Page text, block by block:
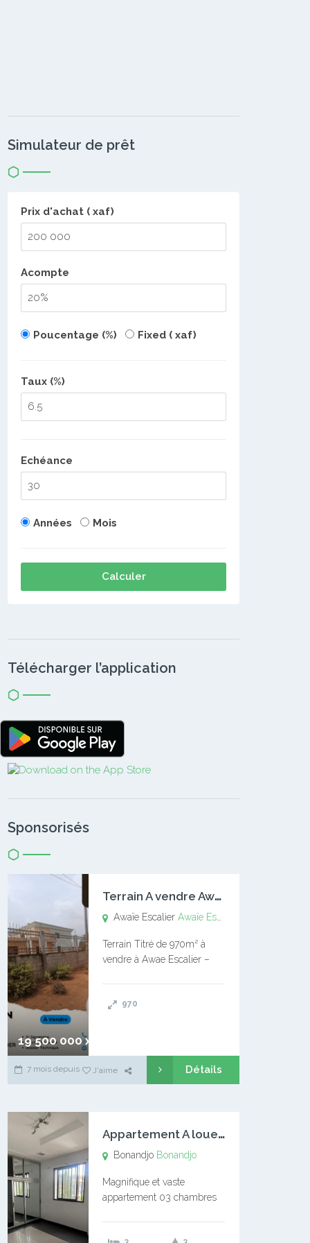
Simulateur de prêt
Prix d'achat ( xaf)
Acompte
Poucentage (%) Fixed ( xaf)
Taux (%)
Echéance
Années Mois
Calculer
Télécharger l’application
Sponsorisés
19 500 000 xaf
T
errain A vendre Awaïe Escalier
Awaïe EscalierAwaïe Escalier
Terrain Titré de 970m² à
vendre à Awae Escalier –
l’Université Catholique –
970
7 mois depuis J'aime Détails
A
ppartement A louer Bonandjo
Bonandjo Bonandjo
Magnifique et vaste
appartement 03 chambres